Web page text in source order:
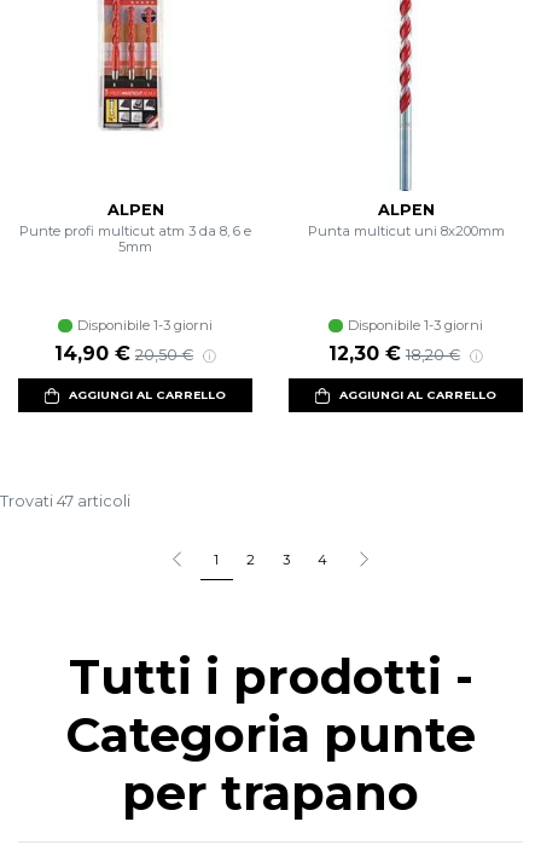
ALPEN
Punte profi multicut atm 3 da 8, 6 e
5mm
Disponibile 1-3 giorni
Prezzo scontato
14,90 € Prezzo di listino
20,50 €
AGGIUNGI AL CARRELLO
ALPEN
Punta multicut uni 8x200mm
Disponibile 1-3 giorni
Prezzo scontato
12,30 € Prezzo di listino
18,20 €
AGGIUNGI AL CARRELLO
Trovati 47 articoli
1 2 3 4
Tutti i prodotti -
Categoria punte
per trapano